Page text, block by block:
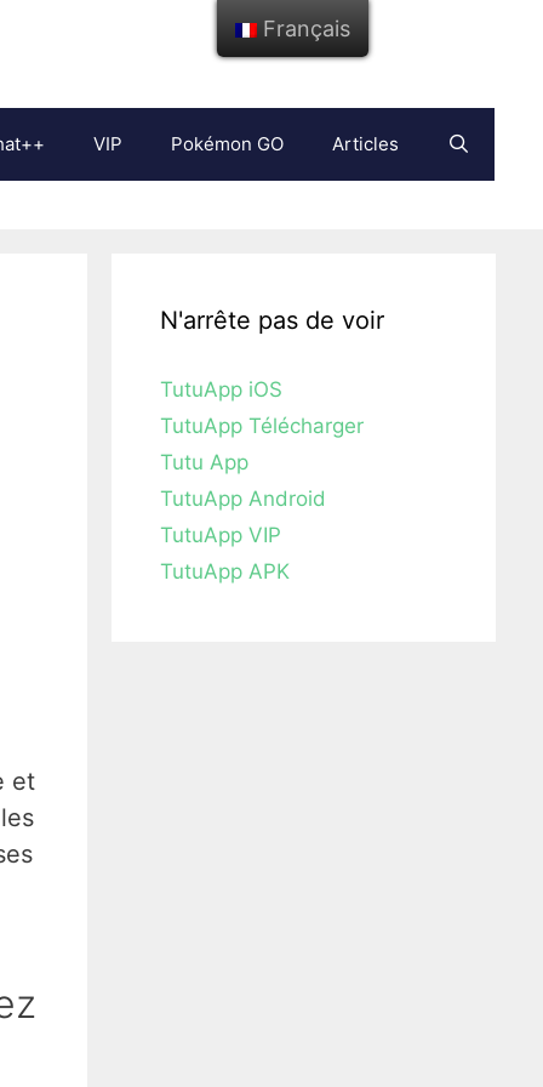
VIP Pokémon GO Articles
et
N'arrête pas de voir
TutuApp iOS
TutuApp Télécharger
Tutu App
TutuApp Android
TutuApp VIP
TutuApp APK
Français